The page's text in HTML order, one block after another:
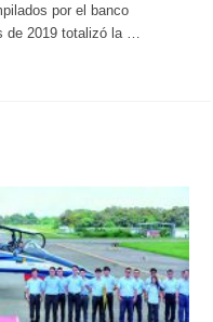
por el banco
de 2019 totalizó la …